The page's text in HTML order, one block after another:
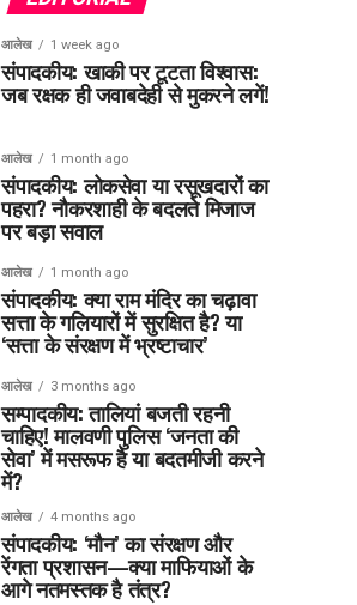
आलेख 1 week ago
संपादकीय: खाकी पर टूटता विश्वास:
जब रक्षक ही जवाबदेही से मुकरने लगें!
आलेख 1 month ago
संपादकीय: लोकसेवा या रसूखदारों का
पहरा? नौकरशाही के बदलते मिजाज
पर बड़ा सवाल
आलेख 1 month ago
संपादकीय: क्या राम मंदिर का चढ़ावा
सत्ता के गलियारों में सुरक्षित है? या
‘सत्ता के संरक्षण में भ्रष्टाचार’
आलेख 3 months ago
सम्पादकीय: तालियां बजती रहनी
चाहिए! मालवणी पुलिस ‘जनता की
सेवा’ में मसरूफ है या बदतमीजी करने
में?
आलेख 4 months ago
संपादकीय: ‘मौन’ का संरक्षण और
रेंगता प्रशासन—क्या माफियाओं के
आगे नतमस्तक है तंत्र?